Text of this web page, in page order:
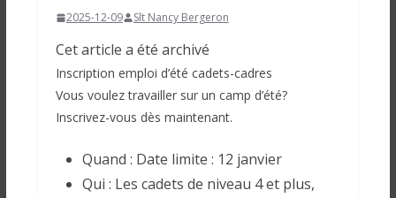
2025-12-09 Slt Nancy Bergeron
Cet article a été archivé
Inscription emploi d’été cadets-cadres
Vous voulez travailler sur un camp d’été?
Inscrivez-vous dès maintenant.
Quand : Date limite : 12 janvier
Qui : Les cadets de niveau 4 et plus,